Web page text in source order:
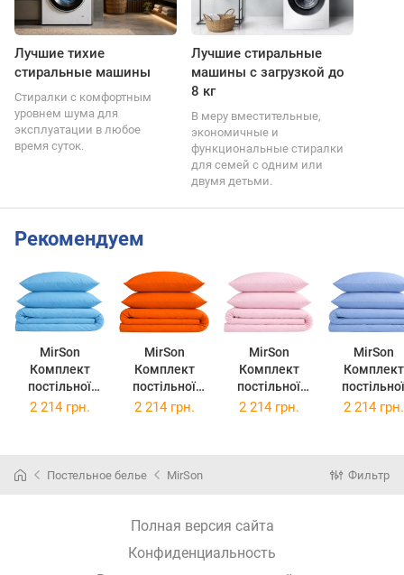
Лучшие тихие
стиральные машины
Стиралки с комфортным
уровнем шума для
эксплуатации в любое
время суток.
Лучшие стиральные
машины с загрузкой до
8 кг
В меру вместительные,
экономичные и
функциональные стиралки
для семей с одним или
двумя детьми.
Рекомендуем
MirSon
Комплект
постільної
білизни King
220х240
MirSon
Комплект
постільної
білизни King
220х240
MirSon
Комплект
постільної
білизни King
MirSon
Комплект
постільної
білизни King
220х240
2 214 грн. 2 214 грн. 2 214 грн. 2 214 грн.
Постельное белье MirSon Фильтр
Полная версия сайта
Конфиденциальность